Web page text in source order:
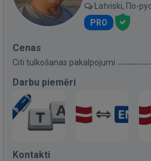
Latviski, По-
PRO
Cenas
Citi tulkošanas pakalpojumi
Darbu piemēri
Kontakti